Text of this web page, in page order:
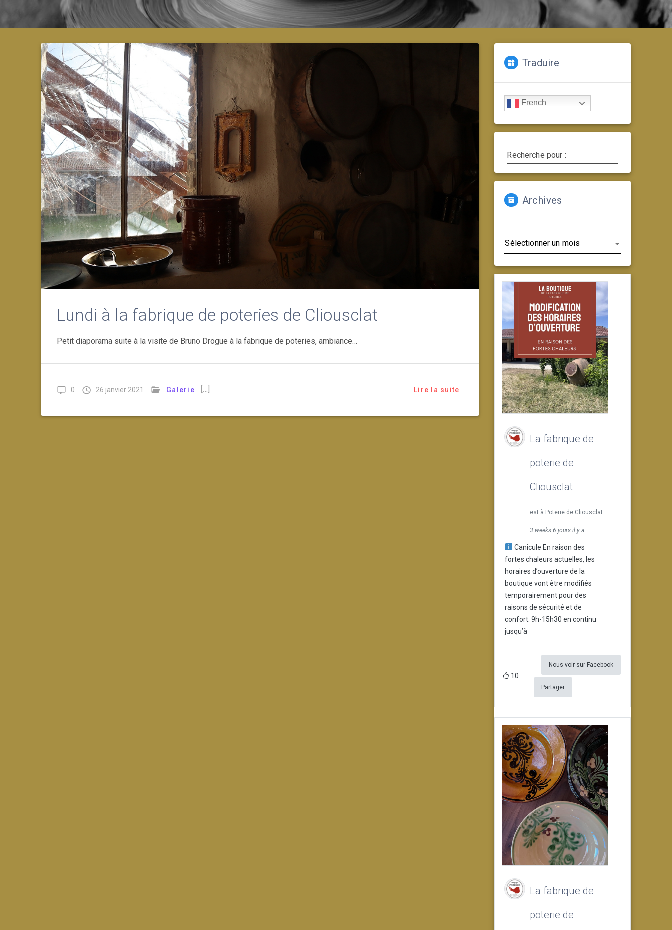
Lundi à la fabrique de poteries de Cliousclat
Petit diaporama suite à la visite de Bruno Drogue à la fabrique de poteries, ambiance…
0 26 janvier 2021 Galerie […] Lire la suite
Traduire
French
Recherche pour :
Archives
La fabrique de
poterie de
Cliousclat
est à Poterie de Cliousclat.
3 weeks 6 jours il y a
Canicule En raison des
fortes chaleurs actuelles, les
horaires d’ouverture de la
boutique vont être modifiés
temporairement pour des
raisons de sécurité et de
confort. 9h-15h30 en continu
jusqu’à
10
Nous voir sur Facebook
Partager
La fabrique de
poterie de